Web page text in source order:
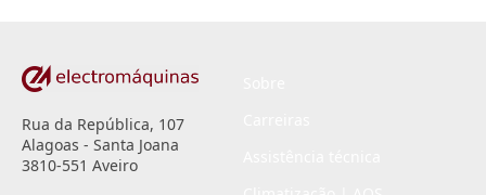
Rua da República, 107
Alagoas - Santa Joana
3810-551 Aveiro